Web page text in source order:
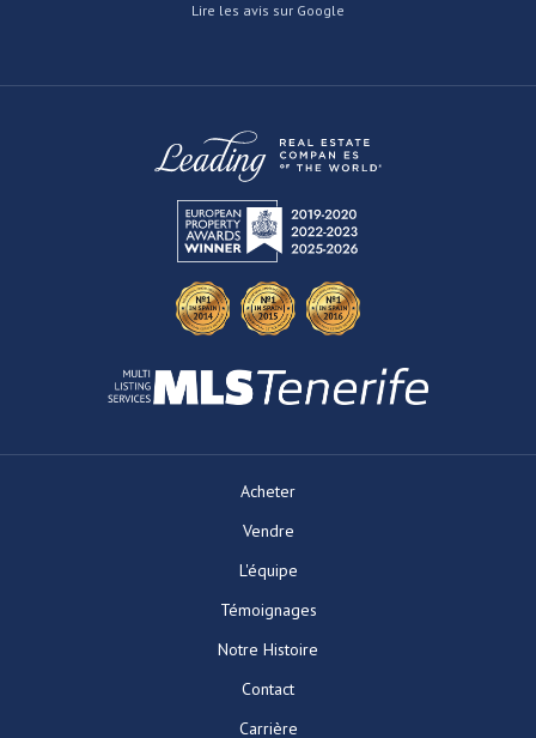
Lire les avis sur Google
Acheter
Vendre
L'équipe
Témoignages
Notre Histoire
Contact
Carrière